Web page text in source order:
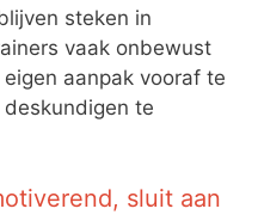
steken in
vaak onbewust
aanpak vooraf te
te
sluit aan